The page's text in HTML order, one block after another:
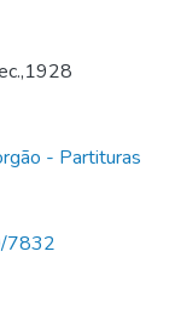
- Partituras
7832